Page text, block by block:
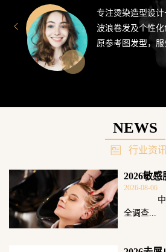
专注烫染造型设
波浪卷发及个性
原参考图发型，服
NEWS
行业资
2026敏
和无刺激
2026-08-06
中消协
全调查...